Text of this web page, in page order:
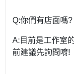
Q:你們有店面嗎?
A:目前是工作室
前建議先詢問唷!